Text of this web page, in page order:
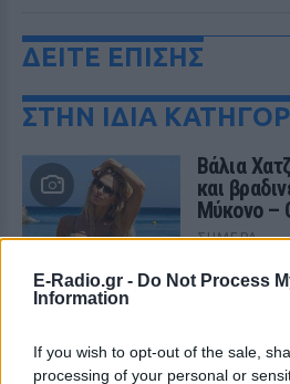
E-Radio.gr - Do Not Process
Information
If you wish to opt-out of the sale,
processing of your personal or
ΔΕΙΤΕ ΕΠΙΣΗΣ
ΣΤΗΝ ΙΔΙΑ
Βάλια
και
Μύκονο –
ΣΉΜΕΡΑ
Instagram
Η